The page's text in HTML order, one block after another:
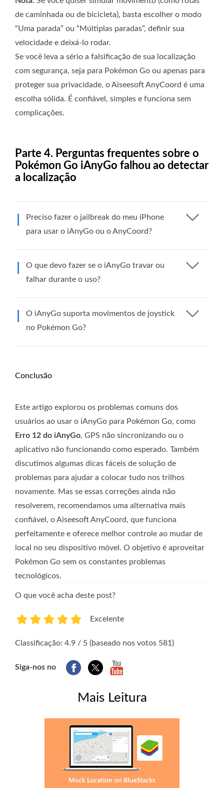
de caminhada ou de bicicleta), basta escolher o modo
“Uma parada” ou “Múltiplas paradas”, definir sua
velocidade e deixá-lo rodar.
Se você leva a sério a falsificação de sua localização
com segurança, seja para Pokémon Go ou apenas para
proteger sua privacidade, o Aiseesoft AnyCoord é uma
escolha sólida. É confiável, simples e funciona sem
complicações.
Parte 4. Perguntas frequentes sobre o
Pokémon Go iAnyGo falhou ao detectar
a localização
Preciso fazer o jailbreak do meu iPhone
para usar o iAnyGo ou o AnyCoord?
O que devo fazer se o iAnyGo travar ou
falhar durante o uso?
O iAnyGo suporta movimentos de joystick
no Pokémon Go?
Conclusão
Este artigo explorou os problemas comuns dos
usuários ao usar o iAnyGo para Pokémon Go, como
Erro 12 do iAnyGo, GPS não sincronizando ou o
aplicativo não funcionando como esperado. Também
discutimos algumas dicas fáceis de solução de
problemas para ajudar a colocar tudo nos trilhos
novamente. Mas se essas correções ainda não
resolverem, recomendamos uma alternativa mais
confiável, o Aiseesoft AnyCoord, que funciona
perfeitamente e oferece melhor controle ao mudar de
local no seu dispositivo móvel. O objetivo é aproveitar
Pokémon Go sem os constantes problemas
tecnológicos.
O que você acha deste post?
Excelente
Classificação: 4.9 / 5 (baseado nos votos 581)
Siga-nos no
Mais Leitura